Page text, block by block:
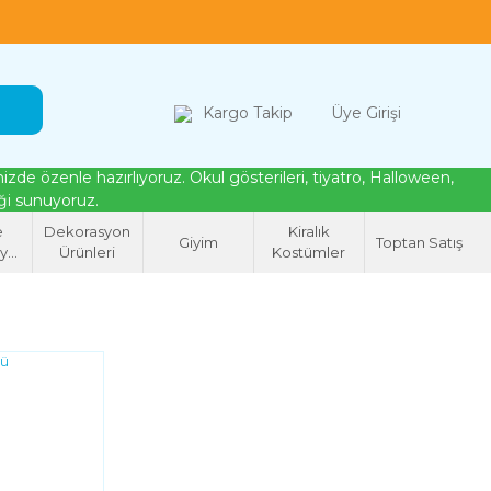
Kargo Takip Üye Girişi
özenle hazırlıyoruz. Okul gösterileri, tiyatro, Halloween,
sunuyoruz.
Dekorasyon
Ürünleri
Giyim
Kiralık
Kostümler
Toptan Satış